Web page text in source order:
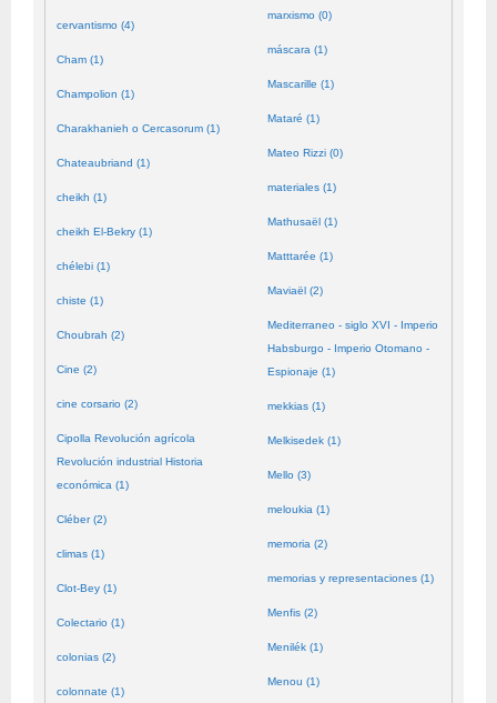
cervantismo (4)
Cham (1)
Champolion (1)
Charakhanieh o Cercasorum (1)
Chateaubriand (1)
cheikh (1)
cheikh El-Bekry (1)
chélebi (1)
chiste (1)
Choubrah (2)
Cine (2)
cine corsario (2)
Cipolla Revolución agrícola
Revolución industrial Historia
económica (1)
Cléber (2)
climas (1)
Clot-Bey (1)
Colectario (1)
colonias (2)
colonnate (1)
marxismo (0)
máscara (1)
Mascarille (1)
Mataré (1)
Mateo Rizzi (0)
materiales (1)
Mathusaël (1)
Matttarée (1)
Maviaël (2)
Mediterraneo - siglo XVI - Imperio
Habsburgo - Imperio Otomano -
Espionaje (1)
mekkias (1)
Melkisedek (1)
Mello (3)
meloukia (1)
memoria (2)
memorias y representaciones (1)
Menfis (2)
Menilék (1)
Menou (1)